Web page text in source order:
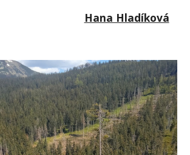
Hana Hladíková